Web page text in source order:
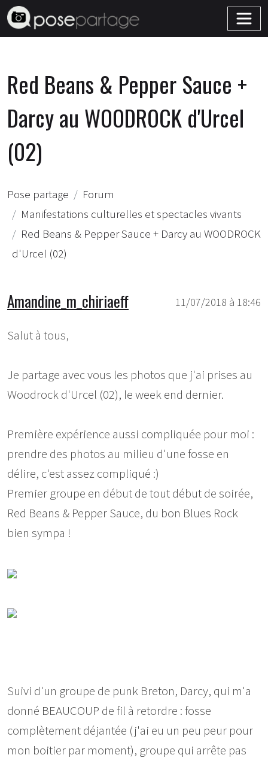
Red Beans & Pepper Sauce +
Darcy au WOODROCK d'Urcel
(02)
Pose partage
Forum
Manifestations culturelles et spectacles vivants
Red Beans & Pepper Sauce + Darcy au WOODROCK
d'Urcel (02)
11/07/2018 à 18:46
Amandine_m_chiriaeff
Salut à tous,
Je partage avec vous les photos que j'ai prises au
Woodrock d'Urcel (02), le week end dernier.
Première expérience aussi compliquée pour moi :
prendre des photos au milieu d'une fosse en
délire, c'est assez compliqué :)
Premier groupe en début de tout début de soirée,
Red Beans & Pepper Sauce, du bon Blues Rock
bien sympa !
Suivi d'un groupe de punk Breton, Darcy, qui m'a
donné BEAUCOUP de fil à retordre : fosse
complètement déjantée (j'ai eu un peu peur pour
mon boitier par moment), groupe qui arrête pas